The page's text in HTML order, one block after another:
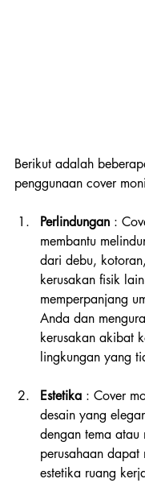
Berikut adalah
penggunaan cover
Perlindungan :
membantu
dari debu,
kerusakan fisik
memperpanjang
Anda dan
kerusakan akibat
lingkungan yang
Estetika : Cover
desain yang
dengan tema atau
perusahaan dapat
estetika ruang